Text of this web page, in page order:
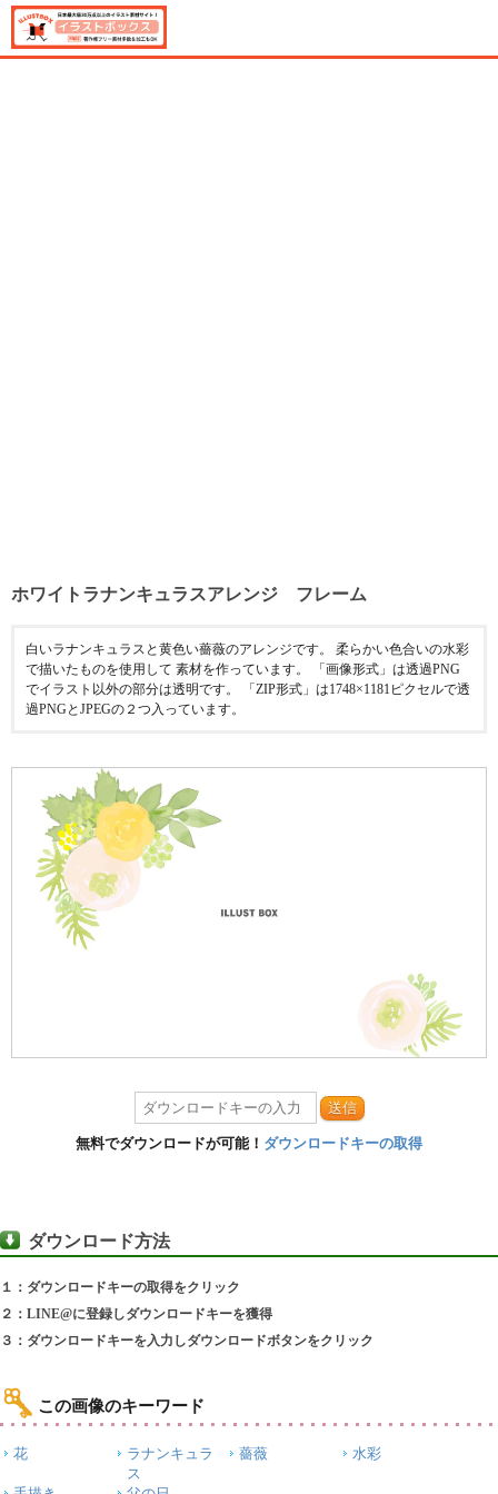
ホワイトラナンキュラスアレンジ フレーム
白いラナンキュラスと黄色い薔薇のアレンジです。 柔らかい色合いの水彩
で描いたものを使用して 素材を作っています。 「画像形式」は透過PNG
でイラスト以外の部分は透明です。 「ZIP形式」は1748×1181ピクセルで透
過PNGとJPEGの２つ入っています。
送信
無料でダウンロードが可能！ ダウンロードキーの取得
ダウンロード方法
１：ダウンロードキーの取得をクリック
２：LINE@に登録しダウンロードキーを獲得
３：ダウンロードキーを入力しダウンロードボタンをクリック
この画像のキーワード
花
ラナンキュラ
ス
薔薇 水彩